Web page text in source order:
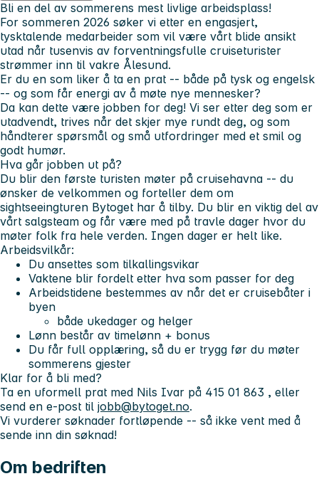
Bli en del av sommerens mest livlige arbeidsplass!
For sommeren 2026 søker vi etter en engasjert,
tysktalende medarbeider som vil være vårt blide ansikt
utad når tusenvis av forventningsfulle cruiseturister
strømmer inn til vakre Ålesund.
Er du en som liker å ta en prat -- både på tysk og engelsk
-- og som får energi av å møte nye mennesker?
Da kan dette være jobben for deg! Vi ser etter deg som er
utadvendt, trives når det skjer mye rundt deg, og som
håndterer spørsmål og små utfordringer med et smil og
godt humør.
Hva går jobben ut på?
Du blir den første turisten møter på cruisehavna -- du
ønsker de velkommen og forteller dem om
sightseeingturen Bytoget har å tilby. Du blir en viktig del av
vårt salgsteam og får være med på travle dager hvor du
møter folk fra hele verden. Ingen dager er helt like.
Arbeidsvilkår:
Du ansettes som tilkallingsvikar
Vaktene blir fordelt etter hva som passer for deg
Arbeidstidene bestemmes av når det er cruisebåter i
byen
både ukedager og helger
Lønn består av timelønn + bonus
Du får full opplæring, så du er trygg før du møter
sommerens gjester
Klar for å bli med?
Ta en uformell prat med Nils Ivar på 415 01 863 , eller
send en e-post til jobb@bytoget.no.
Vi vurderer søknader fortløpende -- så ikke vent med å
sende inn din søknad!
Om bedriften